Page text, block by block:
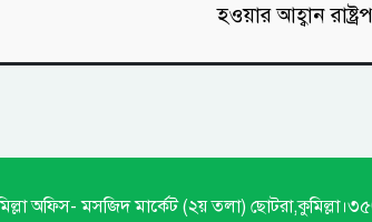
হওয়ার আহ্বান
অফিস- মসজিদ মার্কেট (২য় তলা)